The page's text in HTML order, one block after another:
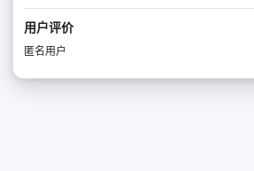
用户评价
匿名用户